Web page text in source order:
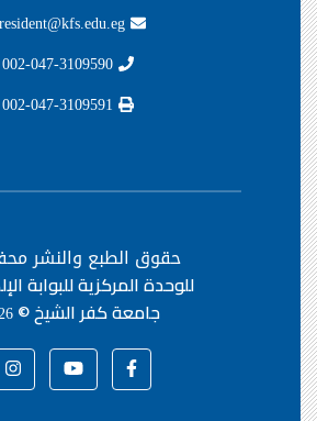
حقوق الطبع والنشر
للوحدة المركزية للبوابة
جامعة كفر الشيخ ©